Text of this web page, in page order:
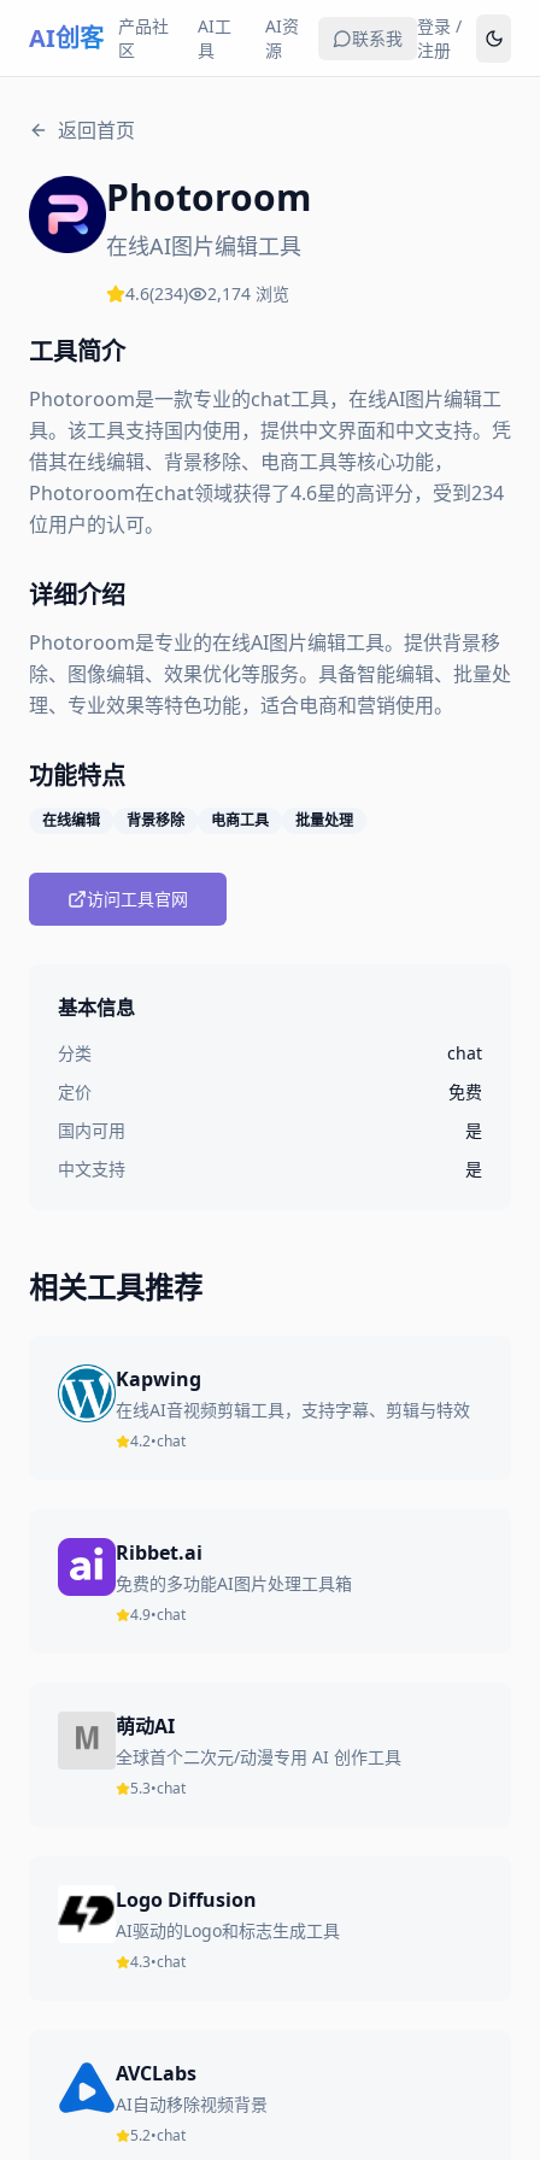
AI创客
产品社
区
AI工
具
AI资
源
联系我
登录 /
注册
返回首页
Photoroom
在线AI图片编辑工具
4.6(234) 2,174 浏览
工具简介
Photoroom是一款专业的chat工具，在线AI图片编辑工
具。该工具支持国内使用，提供中文界面和中文支持。凭
借其在线编辑、背景移除、电商工具等核心功能，
Photoroom在chat领域获得了4.6星的高评分，受到234
位用户的认可。
详细介绍
Photoroom是专业的在线AI图片编辑工具。提供背景移
除、图像编辑、效果优化等服务。具备智能编辑、批量处
理、专业效果等特色功能，适合电商和营销使用。
功能特点
在线编辑 背景移除 电商工具 批量处理
访问工具官网
基本信息
分类
chat
定价
免费
国内可用
是
中文支持
是
相关工具推荐
Kapwing
在线AI音视频剪辑工具，支持字幕、剪辑与特效
4.2•chat
Ribbet.ai
免费的多功能AI图片处理工具箱
4.9•chat
萌动AI
全球首个二次元/动漫专用 AI 创作工具
5.3•chat
Logo Diffusion
AI驱动的Logo和标志生成工具
4.3•chat
AVCLabs
AI自动移除视频背景
5.2•chat